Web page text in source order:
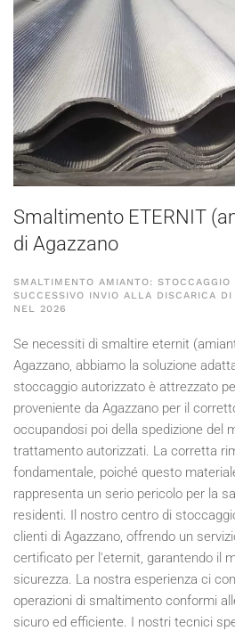
Smaltimento ETERNIT
di Agazzano
SMALTIMENTO AMIANTO: STOCCAGGIO
SUCCESSIVO INVIO ALLA DISCARICA
NEL 2026
Se necessiti di smaltire eternit
Agazzano, abbiamo la soluzione
stoccaggio autorizzato è attrezzato
proveniente da Agazzano per il
occupandosi poi della spedizione del
trattamento autorizzati. La corretta
fondamentale, poiché questo
rappresenta un serio pericolo per la
residenti. Il nostro centro di
clienti di Agazzano, offrendo un
certificato per l'eternit, garantendo il
sicurezza. La nostra esperienza ci
operazioni di smaltimento conformi
sicuro ed efficiente. I nostri tecnici